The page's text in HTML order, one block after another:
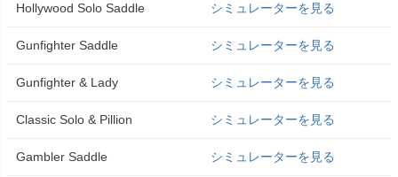
Hollywood Solo Saddle シミュレーターを見る
Gunfighter Saddle シミュレーターを見る
Gunfighter & Lady シミュレーターを見る
Classic Solo & Pillion シミュレーターを見る
Gambler Saddle シミュレーターを見る